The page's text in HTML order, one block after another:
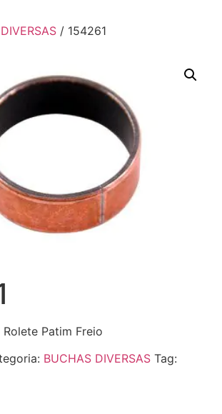
/ 154261
Patim Freio
BUCHAS DIVERSAS Tag: